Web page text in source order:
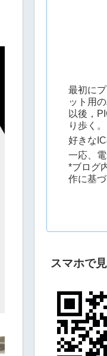
最初に
ット用
以後，
り歩く。
好きな
一応、
*ブログ
作に基づ
スマホで